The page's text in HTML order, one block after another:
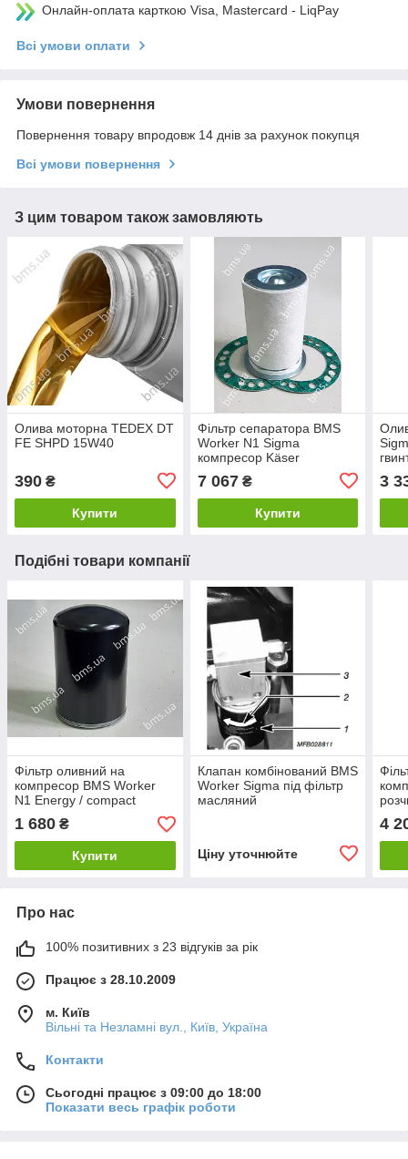
Онлайн-оплата карткою Visa, Mastercard - LiqPay
Всі умови оплати
Умови повернення
Повернення товару впродовж 14 днів за рахунок покупця
Всі умови повернення
З цим товаром також замовляють
Олива моторна TEDEX DT
FE SHPD 15W40
390 ₴
Купити
Фільтр сепаратора BMS
Worker N1 Sigma
компресор Käser
7 067₴
Купити
3
Подібні товари компанії
Фільтр оливний на
компресор BMS Worker
N1 Energy / compact
1 680 ₴
Купити
Клапан комбінований BMS
Worker Sigma під фільтр
масляний
Ціну уточнюйте
4
Про нас
100% позитивних з 23 відгуків за рік
Працює з 28.10.2009
м. Київ
Вільні та Незламні вул., Київ, Україна
Контакти
Сьогодні працює з 09:00 до 18:00
Показати весь графік роботи